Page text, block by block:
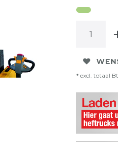
* excl. totaal